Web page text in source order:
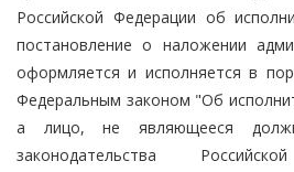
Российской Федерации об
постановление о наложении
оформляется и исполняется в
Федеральным законом "Об
а лицо, не являющееся
законодательства